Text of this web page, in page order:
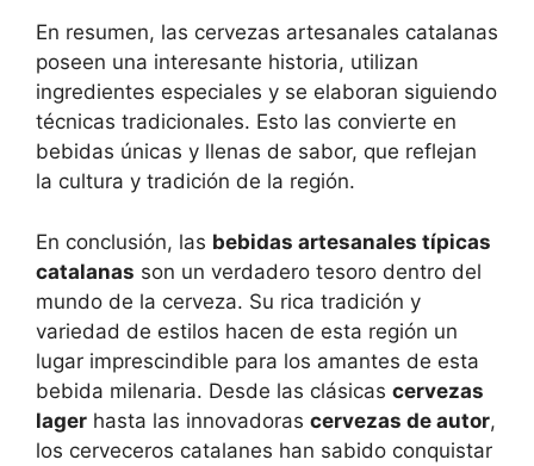
En resumen, las cervezas artesanales catalanas
poseen una interesante historia, utilizan
ingredientes especiales y se elaboran siguiendo
técnicas tradicionales. Esto las convierte en
bebidas únicas y llenas de sabor, que reflejan
la cultura y tradición de la región.
En conclusión, las bebidas artesanales típicas
catalanas son un verdadero tesoro dentro del
mundo de la cerveza. Su rica tradición y
variedad de estilos hacen de esta región un
lugar imprescindible para los amantes de esta
bebida milenaria. Desde las clásicas cervezas
lager hasta las innovadoras cervezas de autor,
los cerveceros catalanes han sabido conquistar